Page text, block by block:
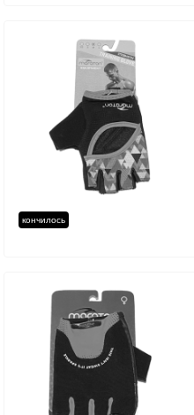
кончилось